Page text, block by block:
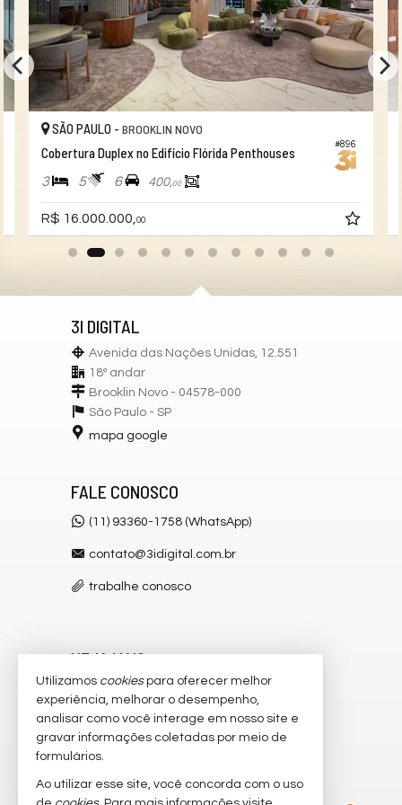
#896
SÃO PAULO -BROOKLIN NOVO
Cobertura Duplex no Edifício Flórida Penthouses
3 5 6 400,00
R$ 16.000.000,00
3I DIGITAL
Avenida das Nações Unidas, 12.551
18º andar
Brooklin Novo - 04578-000
São Paulo - SP
mapa google
FALE CONOSCO
(11) 93360-1758 (WhatsApp)
contato@3idigital.com.br
trabalhe conosco
VEJA MAIS
receba nosso newsletter
cadastre seu imóvel
imóveis favoritos
mapa de imóveis
Utilizamos cookiespara oferecer melhor
experiência, melhorar o desempenho,
analisar como você interage em nosso site e
gravar informações coletadas por meio de
formulários.
Ao utilizar esse site, você concorda com o uso